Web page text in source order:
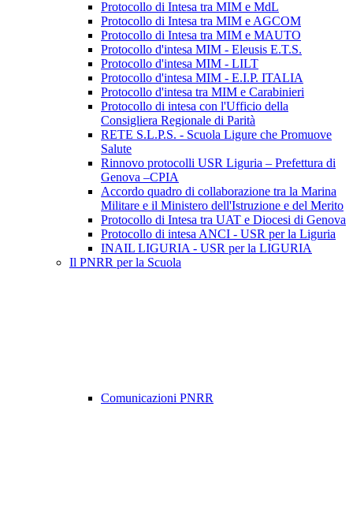
Protocollo di Intesa tra MIM e MdL
Protocollo di Intesa tra MIM e AGCOM
Protocollo di Intesa tra MIM e MAUTO
Protocollo d'intesa MIM - Eleusis E.T.S.
Protocollo d'intesa MIM - LILT
Protocollo d'intesa MIM - E.I.P. ITALIA
Protocollo d'intesa tra MIM e Carabinieri
Protocollo di intesa con l'Ufficio della
Consigliera Regionale di Parità
RETE S.L.P.S. - Scuola Ligure che Promuove
Salute
Rinnovo protocolli USR Liguria – Prefettura di
Genova –CPIA
Accordo quadro di collaborazione tra la Marina
Militare e il Ministero dell'Istruzione e del Merito
Protocollo di Intesa tra UAT e Diocesi di Genova
Protocollo di intesa ANCI - USR per la Liguria
INAIL LIGURIA - USR per la LIGURIA
Il PNRR per la Scuola
Comunicazioni PNRR